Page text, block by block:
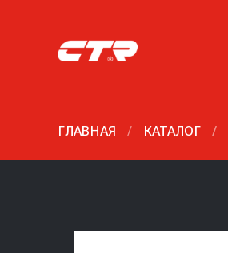
ГЛАВНАЯ / КАТАЛОГ /